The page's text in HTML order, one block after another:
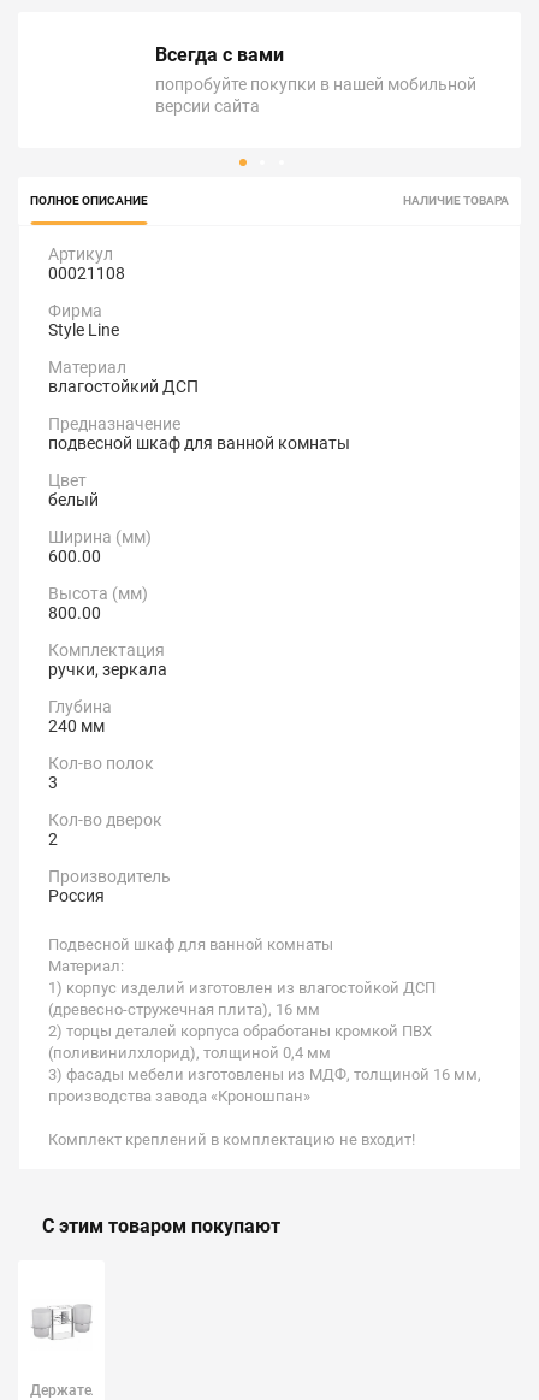
Всегда с вами
попробуйте покупки в нашей мобильной
версии сайта
ПОЛНОЕ ОПИСАНИЕ НАЛИЧИЕ ТОВАРА
Артикул
00021108
Фирма
Style Line
Материал
влагостойкий ДСП
Предназначение
подвесной шкаф для ванной комнаты
Цвет
белый
Ширина (мм)
600.00
Высота (мм)
800.00
Комплектация
ручки, зеркала
Глубина
240 мм
Кол-во полок
3
Кол-во дверок
2
Производитель
Россия
Подвесной шкаф для ванной комнаты
Материал:
1) корпус изделий изготовлен из влагостойкой ДСП
(древесно-стружечная плита), 16 мм
2) торцы деталей корпуса обработаны кромкой ПВХ
(поливинилхлорид), толщиной 0,4 мм
3) фасады мебели изготовлены из МДФ, толщиной 16 мм,
производства завода «Кроношпан»
Комплект креплений в комплектацию не входит!
С этим товаром покупают
Держатель